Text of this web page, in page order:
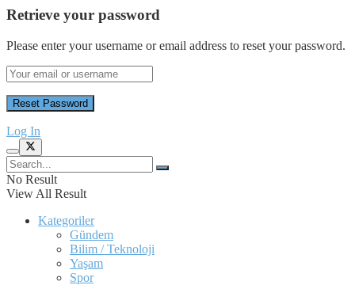
Retrieve your password
Please enter your username or email address to reset your password.
Log In
No Result
View All Result
Kategoriler
Gündem
Bilim / Teknoloji
Yaşam
Spor